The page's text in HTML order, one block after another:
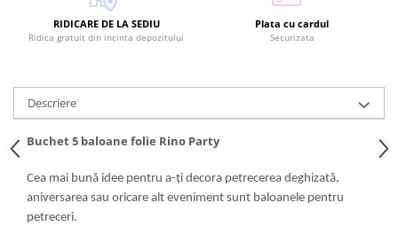
RIDICARE DE LA SEDIU
Ridica gratuit din incinta depozitului
Plata cu cardul
Securizata
Descriere
Buchet 5 baloane folie Rino Party
Cea mai bună idee pentru a-ți decora petrecerea deghizată,
aniversarea sau oricare alt eveniment sunt baloanele pentru
petreceri.